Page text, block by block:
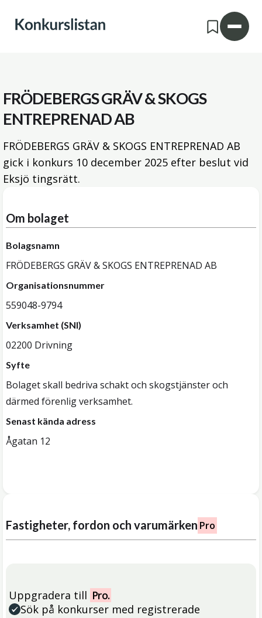
FRÖDEBERGS GRÄV & SKOGS
ENTREPRENAD AB
FRÖDEBERGS GRÄV & SKOGS ENTREPRENAD AB
gick i konkurs 10 december 2025 efter beslut vid
Eksjö tingsrätt.
Om bolaget
Bolagsnamn
FRÖDEBERGS GRÄV & SKOGS ENTREPRENAD AB
Organisationsnummer
559048-9794
Verksamhet (SNI)
02200 Drivning
Syfte
Bolaget skall bedriva schakt och skogstjänster och
därmed förenlig verksamhet.
Senast kända adress
Ågatan 12
Fastigheter, fordon och varumärken Pro
Uppgradera till Pro.
Sök på konkurser med registrerade